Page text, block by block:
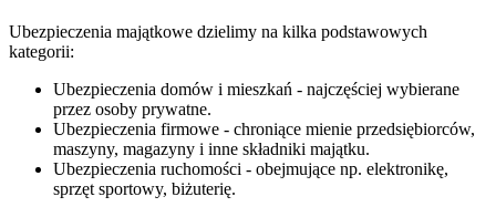
Ubezpieczenia majątkowe dzielimy na kilka podstawowych
kategorii:
Ubezpieczenia domów i mieszkań - najczęściej wybierane
przez osoby prywatne.
Ubezpieczenia firmowe - chroniące mienie przedsiębiorców,
maszyny, magazyny i inne składniki majątku.
Ubezpieczenia ruchomości - obejmujące np. elektronikę,
sprzęt sportowy, biżuterię.